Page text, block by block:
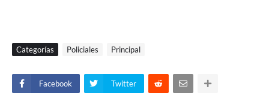
Categorías Policiales Principal
Facebook Twitter